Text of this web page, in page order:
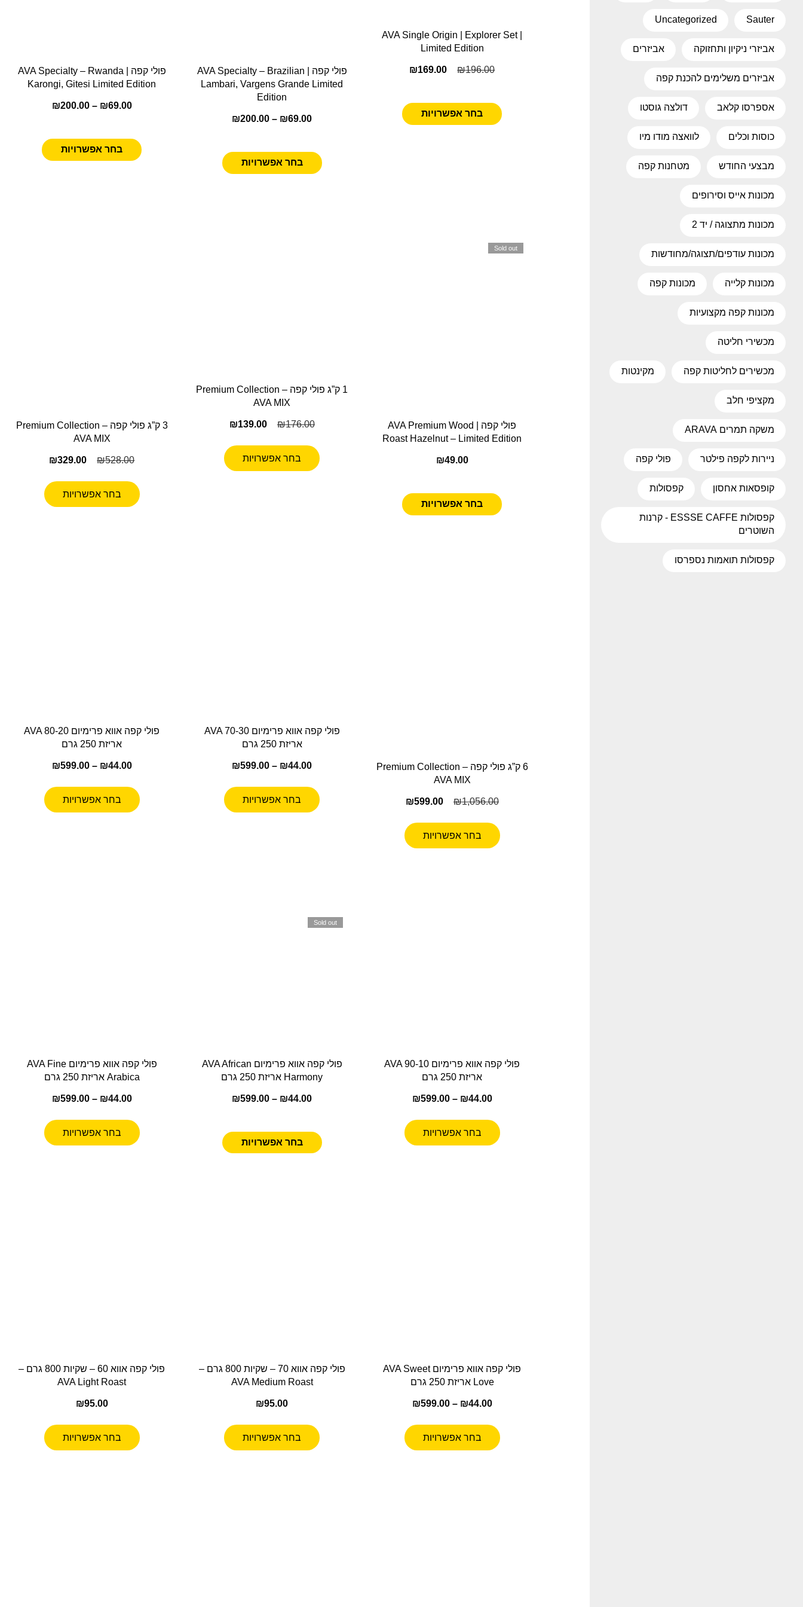
Sauter
Uncategorized
אביזרי ניקיון ותחזוקה אביזרים
אביזרים משלימים להכנת קפה
אספרסו קלאב דולצה גוסטו
כוסות וכלים לוואצה מודו מיו
מבצעי החודש מטחנות קפה
מכונות אייס וסירופים
מכונות מתצוגה / יד 2
מכונות עודפים/תצוגה/מחודשות
מכונות קלייה מכונות קפה
מכונות קפה מקצועיות
מכשירי חליטה
מכשירים לחליטות קפה מקינטות
מקציפי חלב
משקה תמרים ARAVA
ניירות לקפה פילטר פולי קפה
קופסאות אחסון קפסולות
קפסולות ESSSE CAFFE - קרנות
השוטרים
קפסולות תואמות נספרסו
AVA Single Origin | Explorer Set |
Limited Edition
₪196.00
₪169.00
בחר אפשרויות
פולי קפה | AVA Specialty – Brazilian
Lambari, Vargens Grande Limited
Edition
₪69.00
–
₪200.00
בחר אפשרויות
פולי קפה | AVA Specialty – Rwanda
Karongi, Gitesi Limited Edition
₪69.00
–
₪200.00
בחר אפשרויות
Sold out
פולי קפה | AVA Premium Wood
Roast Hazelnut – Limited Edition
₪49.00
בחר אפשרויות
1 ק”ג פולי קפה Premium Collection –
AVA MIX
₪176.00
₪139.00
בחר אפשרויות
3 ק”ג פולי קפה Premium Collection –
AVA MIX
₪528.00
₪329.00
בחר אפשרויות
6 ק”ג פולי קפה Premium Collection –
AVA MIX
₪1,056.00
₪599.00
בחר אפשרויות
פולי קפה אווא פרימיום AVA 70-30
אריזת 250 גרם
₪44.00
–
₪599.00
בחר אפשרויות
פולי קפה אווא פרימיום AVA 80-20
אריזת 250 גרם
₪44.00
–
₪599.00
בחר אפשרויות
פולי קפה אווא פרימיום AVA 90-10
אריזת 250 גרם
₪44.00
–
₪599.00
בחר אפשרויות
Sold out
פולי קפה אווא פרימיום AVA African
Harmony אריזת 250 גרם
₪44.00
–
₪599.00
בחר אפשרויות
פולי קפה אווא פרימיום AVA Fine
Arabica אריזת 250 גרם
₪44.00
–
₪599.00
בחר אפשרויות
פולי קפה אווא פרימיום AVA Sweet
Love אריזת 250 גרם
₪44.00
–
₪599.00
בחר אפשרויות
פולי קפה אווא 70 – שקיות 800 גרם –
AVA Medium Roast
₪95.00
בחר אפשרויות
פולי קפה אווא 60 – שקיות 800 גרם –
AVA Light Roast
₪95.00
בחר אפשרויות